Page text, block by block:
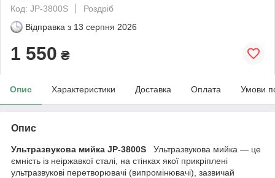
Код: JP-3800S
Роздріб
Відправка з 13 серпня 2026
1 550 ₴
Опис Характеристики Доставка Оплата Умови
Опис
Ультразвукова мийка JP-3800S Ультразвукова мийка — це
ємність із неіржавкої сталі, на стінках якої прикріплені
ультразвукові перетворювачі (випромінювачі), зазвичай